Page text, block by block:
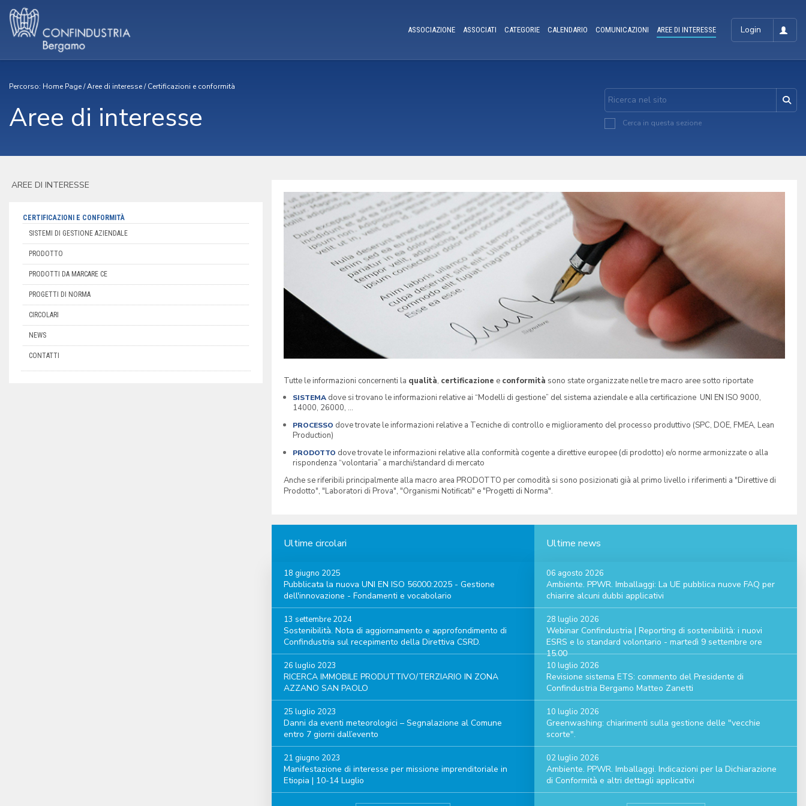
Login
ASSOCIAZIONE ASSOCIATI CATEGORIE CALENDARIO COMUNICAZIONI AREE DI INTERESSE
Percorso: Home Page/Aree di interesse/Certificazioni e conformità
Aree di interesse Cerca in questa sezione
AREE DI INTERESSE
CERTIFICAZIONI E CONFORMITÀ
SISTEMI DI GESTIONE AZIENDALE
PRODOTTO
PRODOTTI DA MARCARE CE
PROGETTI DI NORMA
CIRCOLARI
NEWS
CONTATTI
Tutte le informazioni concernenti la qualità, certificazione e conformità sono state organizzate nelle tre macro aree sotto riportate
SISTEMA dove si trovano le informazioni relative ai “Modelli di gestione” del sistema aziendale e alla certificazione UNI EN ISO 9000,
14000, 26000, …
PROCESSO dove trovate le informazioni relative a Tecniche di controllo e miglioramento del processo produttivo (SPC, DOE, FMEA, Lean
Production)
PRODOTTO dove trovate le informazioni relative alla conformità cogente a direttive europee (di prodotto) e/o norme armonizzate o alla
rispondenza “volontaria” a marchi/standard di mercato
Anche se riferibili principalmente alla macro area PRODOTTO per comodità si sono posizionati già al primo livello i riferimenti a "Direttive di
Prodotto", "Laboratori di Prova", "Organismi Notificati" e "Progetti di Norma".
Ultime circolari
18 giugno 2025
Pubblicata la nuova UNI EN ISO 56000:2025 - Gestione
dell'innovazione - Fondamenti e vocabolario
13 settembre 2024
Sostenibilità. Nota di aggiornamento e approfondimento di
Confindustria sul recepimento della Direttiva CSRD.
26 luglio 2023
RICERCA IMMOBILE PRODUTTIVO/TERZIARIO IN ZONA
AZZANO SAN PAOLO
25 luglio 2023
Danni da eventi meteorologici – Segnalazione al Comune
entro 7 giorni dall’evento
21 giugno 2023
Manifestazione di interesse per missione imprenditoriale in
Etiopia | 10-14 Luglio
Ultime news
06 agosto 2026
Ambiente. PPWR. Imballaggi: La UE pubblica nuove FAQ per
chiarire alcuni dubbi applicativi
28 luglio 2026
Webinar Confindustria | Reporting di sostenibilità: i nuovi
ESRS e lo standard volontario - martedì 9 settembre ore
15.00
10 luglio 2026
Revisione sistema ETS: commento del Presidente di
Confindustria Bergamo Matteo Zanetti
10 luglio 2026
Greenwashing: chiarimenti sulla gestione delle "vecchie
scorte".
02 luglio 2026
Ambiente. PPWR. Imballaggi. Indicazioni per la Dichiarazione
di Conformità e altri dettagli applicativi